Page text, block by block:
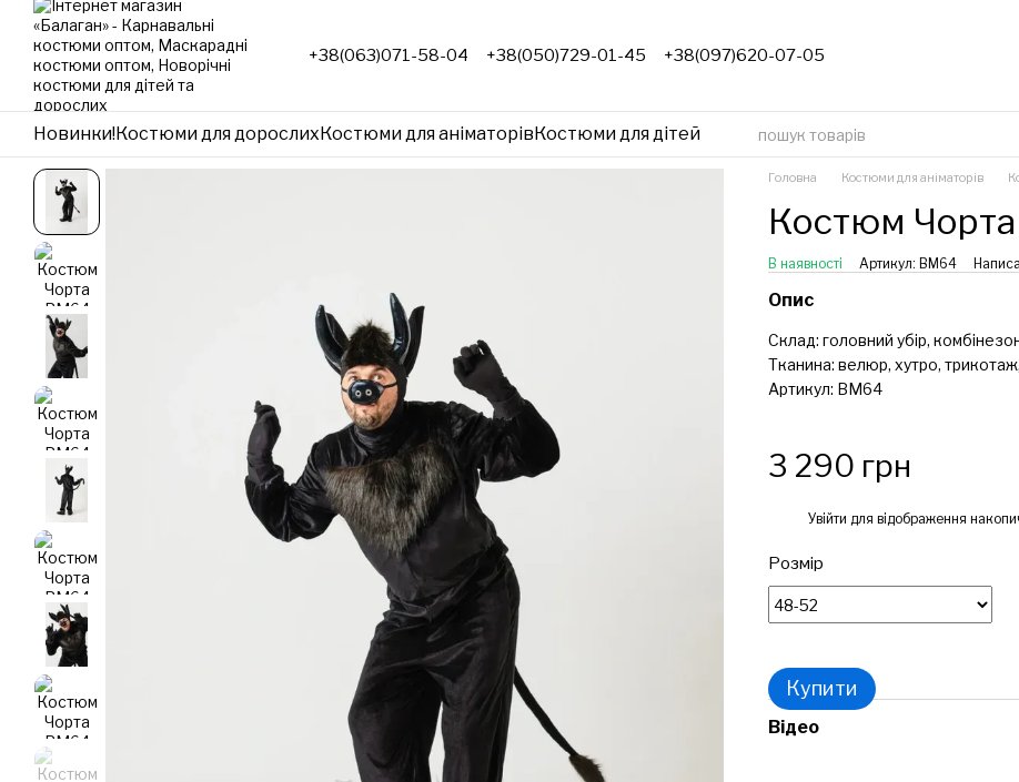
Перейти до основного контенту
+38(063)071-58-04 +38(050)729-01-45 +38(097)620-07-05
Новинки!Костюми для дорослихКостюми для аніматорівКостюми для дітей
Головна Костюми для аніматорів
Костюм Чорта
В наявності Артикул: ВМ64
Опис
Склад: головний убір,
Тканина: велюр, хутро,
Артикул: ВМ64
3 290 грн
Увійти для відображення
Розмір
Купити
Відео